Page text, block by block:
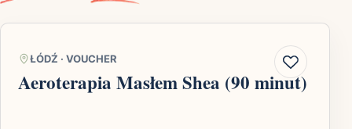
ŁÓDŹ · VOUCHER
Aeroterapia Masłem Shea (90 minut)